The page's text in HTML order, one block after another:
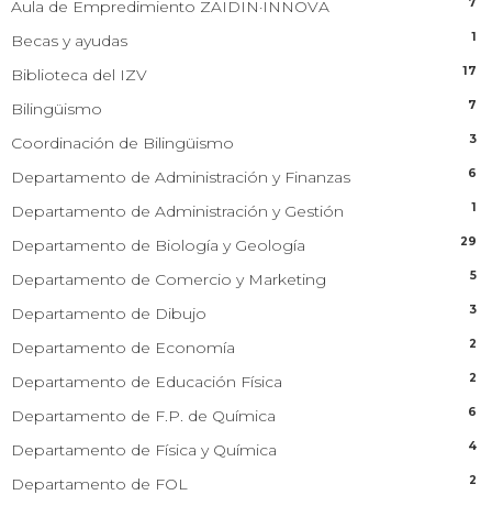
Aula de Empredimiento ZAIDIN·INNOVA 7
Becas y ayudas 1
Biblioteca del IZV 17
Bilingüismo 7
Coordinación de Bilingüismo 3
Departamento de Administración y Finanzas 6
Departamento de Administración y Gestión 1
Departamento de Biología y Geología 29
Departamento de Comercio y Marketing 5
Departamento de Dibujo 3
Departamento de Economía 2
Departamento de Educación Física 2
Departamento de F.P. de Química 6
Departamento de Física y Química 4
Departamento de FOL 2